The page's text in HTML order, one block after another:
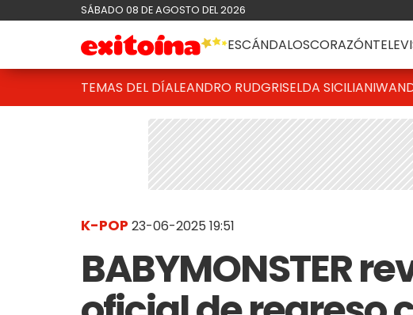
SÁBADO 08 DE AGOSTO DEL 2026
ESCÁNDALOSCORAZÓN
TEMAS DEL DÍALEANDRO RUDGRISELDA SICILIANI
K-POP 23-06-2025 19:51
BABYMONSTER